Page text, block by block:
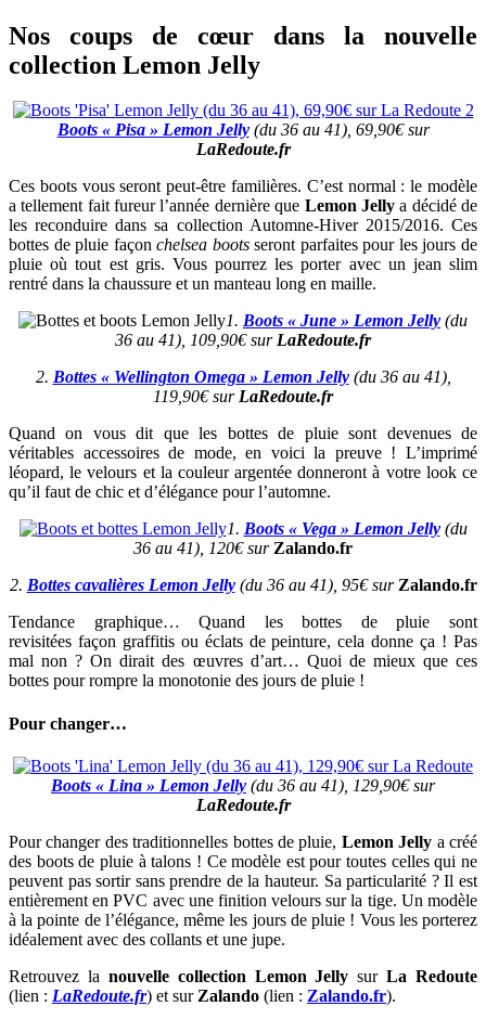
Nos coups de cœur dans la nouvelle
collection Lemon Jelly
Boots « Pisa » Lemon Jelly(du 36 au 41), 69,90€ sur
LaRedoute.fr
Ces boots vous seront peut-être familières. C’est normal : le modèle
a tellement fait fureur l’année dernière que Lemon Jellya décidé de
les reconduire dans sa collection Automne-Hiver 2015/2016. Ces
bottes de pluie façonchelsea bootsseront parfaites pour les jours de
pluie où tout est gris. Vous pourrez les porter avec un jean slim
rentré dans la chaussure et un manteau long en maille.
1. Boots « June » Lemon Jelly (du
36 au 41), 109,90€ surLaRedoute.fr
2. Bottes « Wellington Omega » Lemon Jelly(du 36 au 41),
119,90€ surLaRedoute.fr
Quand on vous dit que les bottes de pluie sont devenues de
véritables accessoires de mode, en voici la preuve ! L’imprimé
léopard, le velours et la couleur argentée donneront à votre look ce
qu’il faut de chic et d’élégance pour l’automne.
1. Boots « Vega » Lemon Jelly(du
36 au 41), 120€ surZalando.fr
2. Bottes cavalières Lemon Jelly(du 36 au 41), 95€ surZalando.fr
Tendance graphique… Quand les bottes de pluie sont
revisitées façon graffitis ou éclats de peinture, cela donne ça ! Pas
mal non ? On dirait des œuvres d’art… Quoi de mieux que ces
bottes pour rompre la monotonie des jours de pluie !
Pour changer…
Boots « Lina » Lemon Jelly (du 36 au 41), 129,90€ sur
LaRedoute.fr
Pour changer des traditionnelles bottes de pluie, Lemon Jelly a créé
des boots de pluie à talons ! Ce modèle est pour toutes celles qui ne
peuvent pas sortir sans prendre de la hauteur. Sa particularité ? Il est
entièrement en PVC avec une finition velours sur la tige. Un modèle
à la pointe de l’élégance, même les jours de pluie ! Vous les porterez
idéalement avec des collants et une jupe.
Retrouvez la nouvelle collection Lemon Jelly surLa Redoute
(lien : LaRedoute.fr) et sur Zalando (lien : Zalando.fr).